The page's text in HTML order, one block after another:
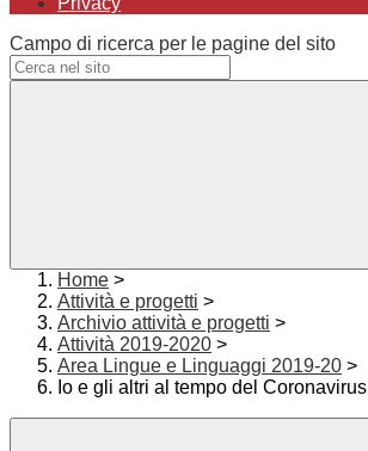
Campo di ricerca per le pagine del sito
Home >
Attività e progetti >
Archivio attività e progetti >
Attività 2019-2020 >
Area Lingue e Linguaggi 2019-20 >
Io e gli altri al tempo del Coronavirus